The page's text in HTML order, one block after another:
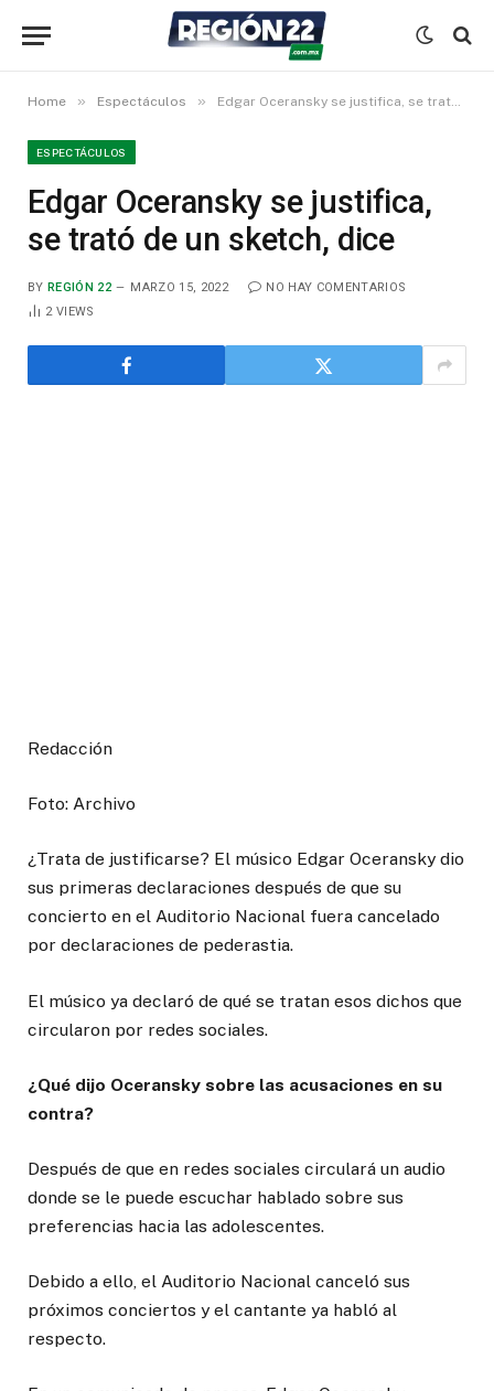
Home » Espectáculos » Edgar Oceransky se justifica, se trató de un sketch, dice
ESPECTÁCULOS
Edgar Oceransky se justifica,
se trató de un sketch, dice
BY REGIÓN 22 MARZO 15, 2022
NO HAY COMENTARIOS
2VIEWS
Redacción
Foto: Archivo
¿Trata de justificarse? El músico Edgar Oceransky dio
sus primeras declaraciones después de que su
concierto en el Auditorio Nacional fuera cancelado
por declaraciones de pederastia.
El músico ya declaró de qué se tratan esos dichos que
circularon por redes sociales.
¿Qué dijo Oceransky sobre las acusaciones en su
contra?
Después de que en redes sociales circulará un audio
donde se le puede escuchar hablado sobre sus
preferencias hacia las adolescentes.
Debido a ello, el Auditorio Nacional canceló sus
próximos conciertos y el cantante ya habló al
respecto.